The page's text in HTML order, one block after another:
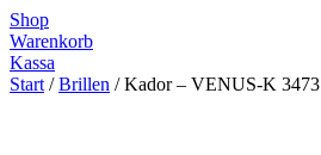
Zum
Inhalt
springen
Shop
Warenkorb
Kassa
Start /Brillen / Kador – VENUS-K 3473